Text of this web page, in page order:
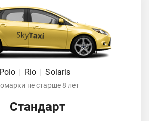
Polo | Rio | Solaris
не старше 8 лет
Стандарт